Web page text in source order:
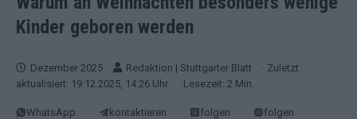
Kinder geboren werden
Dezember 2025 Redaktion | Stuttgarter Blatt
· Zuletzt
aktualisiert: 19.12.2025, 14:26 Uhr
· Lesezeit: 2 Min.
WhatsApp kontaktieren folgen
folgen